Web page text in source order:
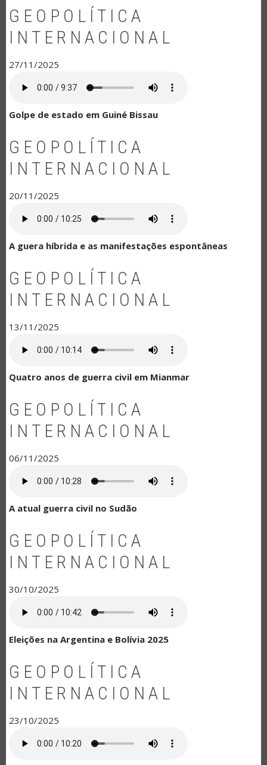
GEOPOLÍTICA
INTERNACIONAL
27/11/2025
Golpe de estado em Guiné Bissau
GEOPOLÍTICA
INTERNACIONAL
20/11/2025
A guera híbrida e as manifestações espontâneas
GEOPOLÍTICA
INTERNACIONAL
13/11/2025
Quatro anos de guerra civil em Mianmar
GEOPOLÍTICA
INTERNACIONAL
06/11/2025
A atual guerra civil no Sudão
GEOPOLÍTICA
INTERNACIONAL
30/10/2025
Eleições na Argentina e Bolívia 2025
GEOPOLÍTICA
INTERNACIONAL
23/10/2025